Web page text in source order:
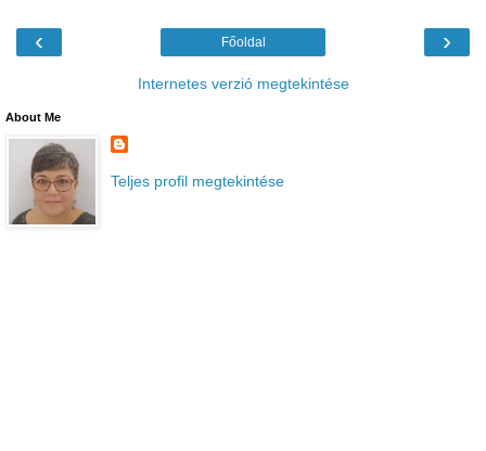
‹ ›
Főoldal
Internetes verzió megtekintése
About Me
Teljes profil megtekintése